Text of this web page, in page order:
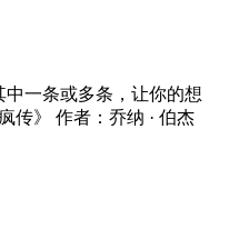
一条或多条，让你的想
传》 作者：乔纳 · 伯杰